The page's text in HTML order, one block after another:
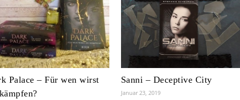
Palace – Für wen wirst
Sanni – Deceptive City
Januar 23, 2019